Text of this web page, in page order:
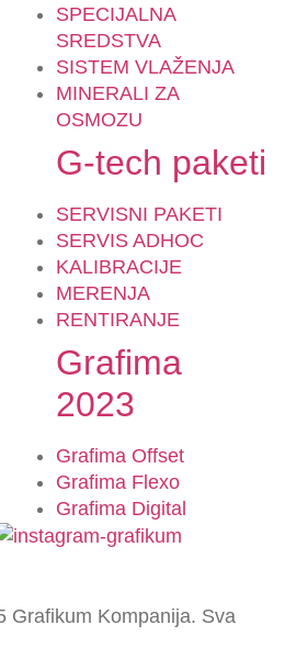
SPECIJALNA
SREDSTVA
SISTEM VLAŽENJA
MINERALI ZA
OSMOZU
G-tech paketi
SERVISNI PAKETI
SERVIS ADHOC
KALIBRACIJE
MERENJA
RENTIRANJE
Grafima
2023
Grafima Offset
Grafima Flexo
Grafima Digital
Grafikum Kompanija. Sva